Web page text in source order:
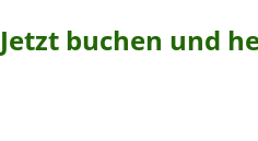
Jetzt buchen und